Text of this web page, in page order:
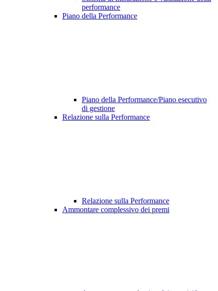
performance
Piano della Performance
Piano della Performance/Piano esecutivo
di gestione
Relazione sulla Performance
Relazione sulla Performance
Ammontare complessivo dei premi